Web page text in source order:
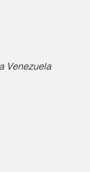
Venezuela